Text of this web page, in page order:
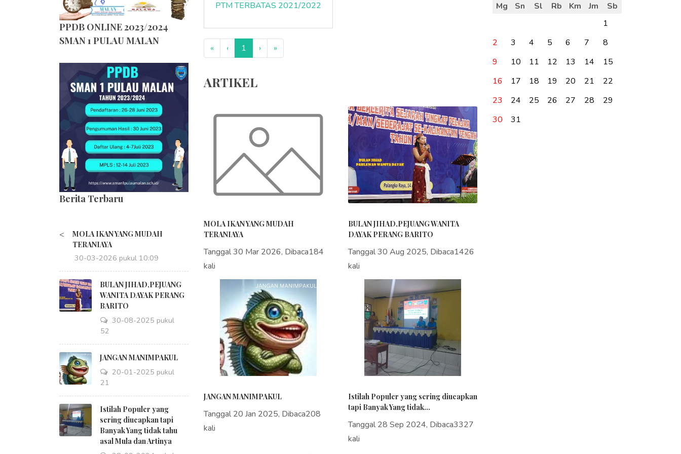
PPDB ONLINE 2023/2024
SMAN 1 PULAU MALAN
Berita Terbaru
<
MOLA IKAN YANG MUDAH
TERANIAYA
30-03-2026 pukul 10:09
BULAN JIHAD,PEJUANG
WANITA DAYAK PERANG
BARITO
30-08-2025 pukul
18:52
JANGAN MANIMPAKUL
20-01-2025 pukul
09:21
Istilah Populer yang
sering diucapkan tapi
Banyak Yang tidak tahu
asal Mula dan Artinya
PTM TERBATAS 2021/2022
« ‹ 1 › »
ARTIKEL
MOLA IKAN YANG MUDAH
TERANIAYA
Tanggal 30 Mar 2026, Dibaca184
kali
BULAN JIHAD,PEJUANG WANITA
DAYAK PERANG BARITO
Tanggal 30 Aug 2025, Dibaca1426
kali
JANGAN MANIMPAKUL
Tanggal 20 Jan 2025, Dibaca208
kali
Istilah Populer yang sering diucapkan
tapi Banyak Yang tidak...
Tanggal 28 Sep 2024, Dibaca3327
kali
Mg Sn Sl Rb Km Jm
Sb
1
2
3 4 5 6 7
8
9
10 11 12 13 14
15
16
17 18 19 20 21
22
23
24 25 26 27 28
29
30
31